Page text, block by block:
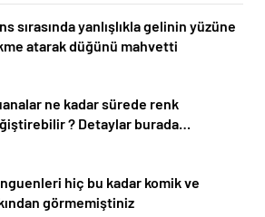
sırasında yanlışlıkla gelinin yüzüne
atarak düğünü mahvetti
ne kadar sürede renk
? Detaylar burada…
hiç bu kadar komik ve
görmemiştiniz